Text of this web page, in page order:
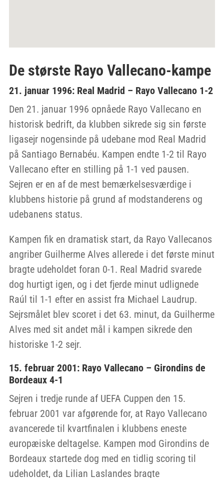
De største Rayo Vallecano-kampe
21. januar 1996: Real Madrid – Rayo Vallecano 1-2
Den 21. januar 1996 opnåede Rayo Vallecano en
historisk bedrift, da klubben sikrede sig sin første
ligasejr nogensinde på udebane mod Real Madrid
på Santiago Bernabéu. Kampen endte 1-2 til Rayo
Vallecano efter en stilling på 1-1 ved pausen.
Sejren er en af de mest bemærkelsesværdige i
klubbens historie på grund af modstanderens og
udebanens status.
Kampen fik en dramatisk start, da Rayo Vallecanos
angriber Guilherme Alves allerede i det første minut
bragte udeholdet foran 0-1. Real Madrid svarede
dog hurtigt igen, og i det fjerde minut udlignede
Raúl til 1-1 efter en assist fra Michael Laudrup.
Sejrsmålet blev scoret i det 63. minut, da Guilherme
Alves med sit andet mål i kampen sikrede den
historiske 1-2 sejr.
15. februar 2001: Rayo Vallecano – Girondins de
Bordeaux 4-1
Sejren i tredje runde af UEFA Cuppen den 15.
februar 2001 var afgørende for, at Rayo Vallecano
avancerede til kvartfinalen i klubbens eneste
europæiske deltagelse. Kampen mod Girondins de
Bordeaux startede dog med en tidlig scoring til
udeholdet, da Lilian Laslandes bragte